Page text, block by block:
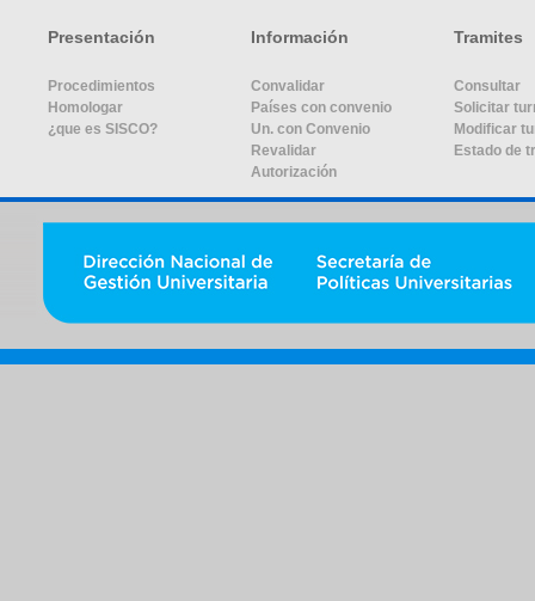
Presentación
Procedimientos
Homologar
¿que es SISCO?
Información
Convalidar
Países con convenio
Un. con Convenio
Revalidar
Autorización
Tramites
Consultar
Solicitar
Modificar
Estado de